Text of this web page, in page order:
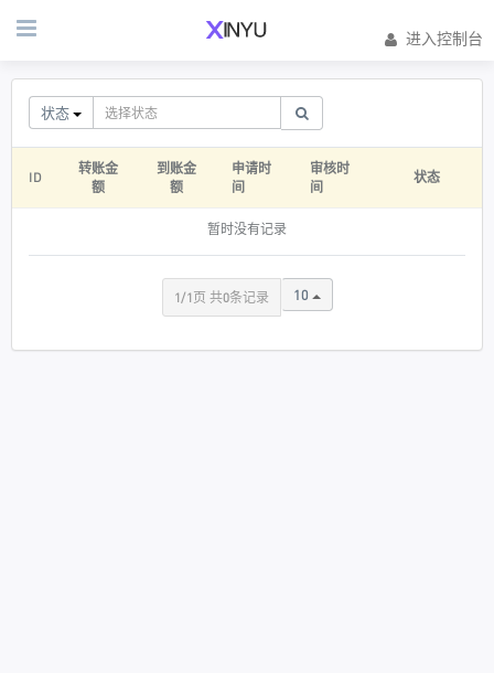
进入控制台
状态
ID
转账金
额
到账金
额
申请时
间
审核时
间
状态
暂时没有记录
1/1页 共0条记录 10